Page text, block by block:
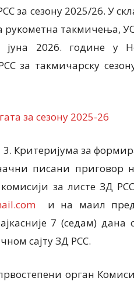
за сезону 2025/26. У
такмичења, УО
2026. године у
за такмичарску
за сезону 2025-26
Критеријума за
писани приговор
за листе ЗД
и на маил
7 (седам)
сајту ЗД РСС.
орган